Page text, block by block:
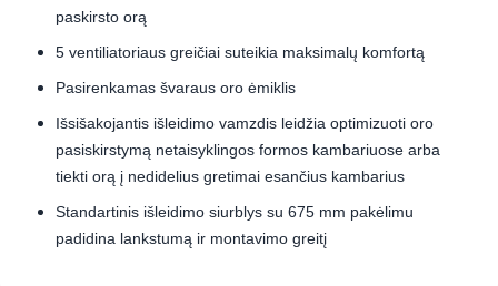
paskirsto orą
5 ventiliatoriaus greičiai suteikia maksimalų komfortą
Pasirenkamas švaraus oro ėmiklis
Išsišakojantis išleidimo vamzdis leidžia optimizuoti oro
pasiskirstymą netaisyklingos formos kambariuose arba
tiekti orą į nedidelius gretimai esančius kambarius
Standartinis išleidimo siurblys su 675 mm pakėlimu
padidina lankstumą ir montavimo greitį